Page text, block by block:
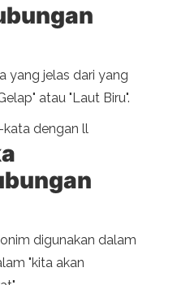
yang jelas dari yang
atau "Laut Biru".
kata dengan ll
digunakan dalam
"kita akan